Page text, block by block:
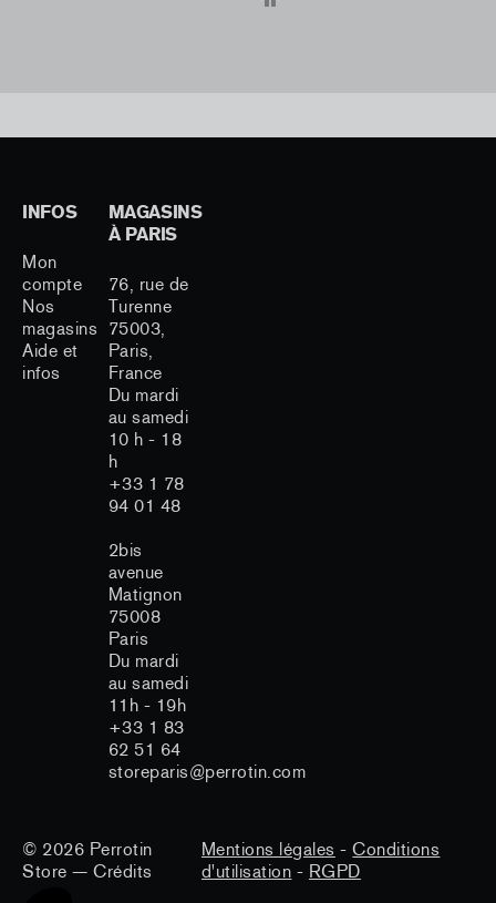
INFOS
Mon
compte
Nos
magasins
Aide et
infos
MAGASINS
À PARIS
76, rue de
Turenne
75003,
Paris,
France
Du mardi
au samedi
10 h - 18
h
+33 1 78
94 01 48
2bis
avenue
Matignon
75008
Paris
Du mardi
au samedi
11h - 19h
+33 1 83
62 51 64
storeparis@perrotin.com
© 2026 Perrotin
Store — Crédits
Mentions légales -Conditions
d'utilisation - RGPD
Store respecte votre vie
Store utilise des cookies afin d'assurer le fonctionnement et
du site, mesurer l'audience, améliorer votre expérience
et proposer des publicités personnalisées.
à la collecte de cookies non strictement
Consentements certifiés par